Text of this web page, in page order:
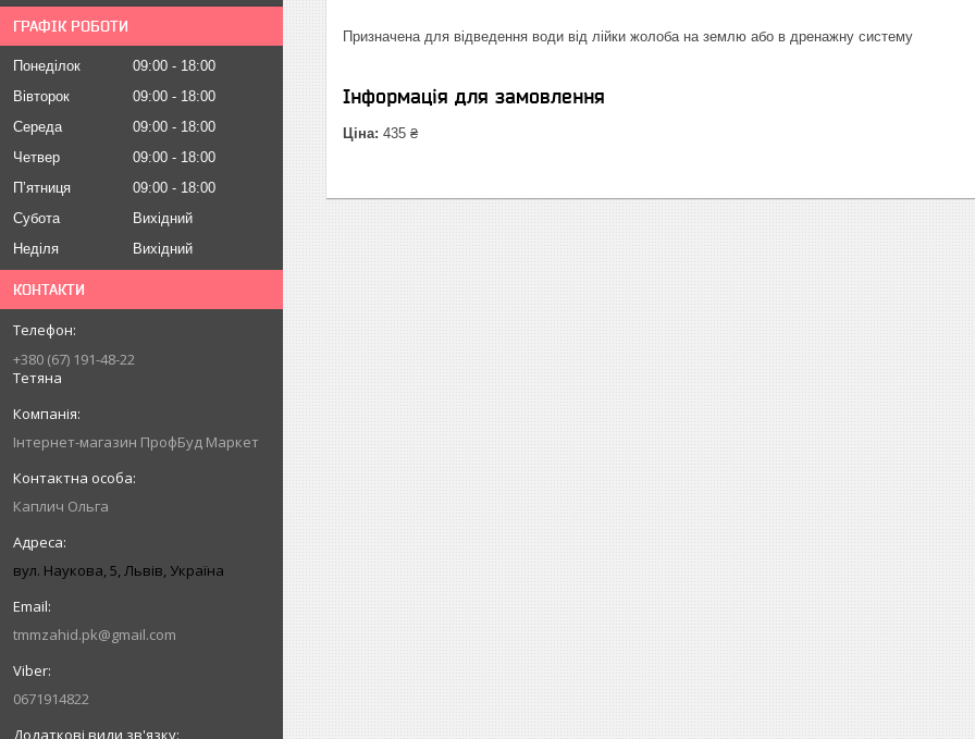
ГРАФІК РОБОТИ
Понеділок 09:00
18:00
Вівторок
09:00
18:00
Середа
09:00
18:00
Четвер
09:00
18:00
Пʼятниця
09:00
18:00
Субота
Вихідний
Неділя
Вихідний
КОНТАКТИ
+380 (67) 191-48-22
Тетяна
Інтернет-магазин ПрофБуд Маркет
Каплич Ольга
вул. Наукова, 5, Львів, Україна
tmmzahid.pk@gmail.com
0671914822
Призначена для відведення води від лійки жолоба на землю або в дренажну систему
Інформація для замовлення
Ціна: 435 ₴